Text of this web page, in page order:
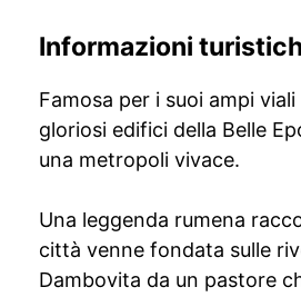
Informazioni
Famosa per i suoi ampi
gloriosi edifici della Belle
una metropoli vivace.
Una leggenda rumena
città venne fondata sulle
Dambovita da un pastore